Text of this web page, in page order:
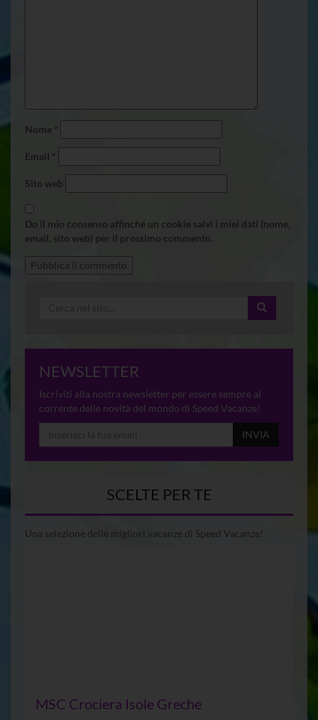
Nome *
Email *
Sito web
Do il mio consenso affinché un cookie salvi i miei dati (nome,
email, sito web) per il prossimo commento.
NEWSLETTER
Iscriviti alla nostra newsletter per essere sempre al
corrente delle novità del mondo di Speed Vacanze!
INVIA
SCELTE PER TE
Una selezione delle migliori vacanze di Speed Vacanze!
MSC Crociera Isole Greche